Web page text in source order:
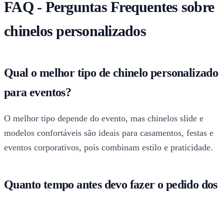
FAQ - Perguntas Frequentes sobre
chinelos personalizados
Qual o melhor tipo de chinelo personalizado
para eventos?
O melhor tipo depende do evento, mas chinelos slide e
modelos confortáveis são ideais para casamentos, festas e
eventos corporativos, pois combinam estilo e praticidade.
Quanto tempo antes devo fazer o pedido dos